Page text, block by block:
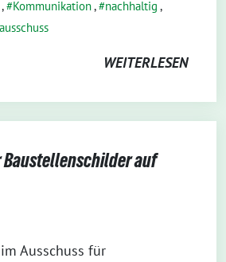
, Kommunikation, nachhaltig ,
WEITERLESEN
auf
Ausschuss für